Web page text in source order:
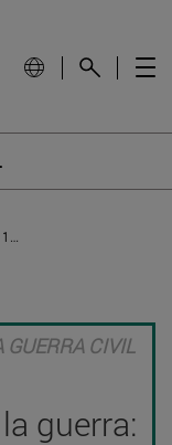
GUERRA CIVIL
guerra: